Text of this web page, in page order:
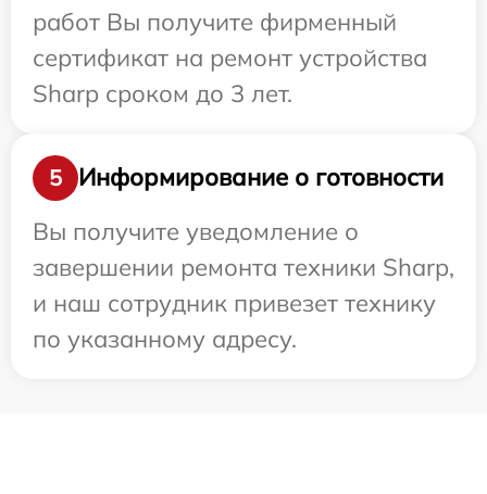
работ Вы получите фирменный
сертификат на ремонт устройства
Sharp сроком до 3 лет.
5
Информирование о готовности
Вы получите уведомление о
завершении ремонта техники Sharp,
и наш сотрудник привезет технику
по указанному адресу.